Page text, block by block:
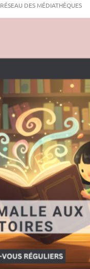
RÉSEAU DES MÉDIATHÈQUES